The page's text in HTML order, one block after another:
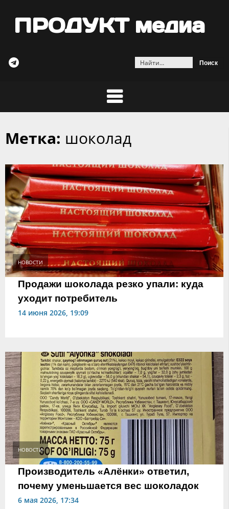
ПРОДУКТ медиа
Найти:
Skip
Метка: шоколад
НОВОСТИ
Продажи шоколада резко упали: куда
уходит потребитель
14 июня 2026, 19:09
НОВОСТИ
Производитель «Алёнки» ответил,
почему уменьшается вес шоколадок
6 мая 2026, 17:34